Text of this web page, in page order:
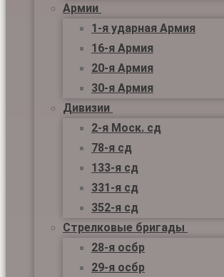
Армии
1-я ударная Армия
16-я Армия
20-я Армия
30-я Армия
Дивизии
2-я Моск. сд
78-я сд
133-я сд
331-я сд
352-я сд
Стрелковые бригады
28-я осбр
29-я осбр